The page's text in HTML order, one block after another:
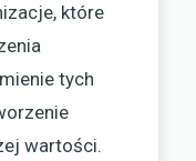
które
tych
wartości.